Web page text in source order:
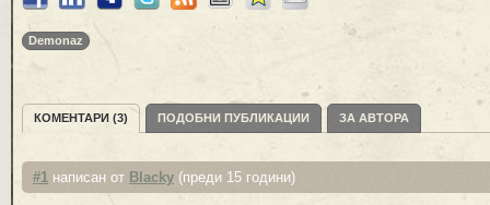
Demonaz
КОМЕНТАРИ (3) ПОДОБНИ ПУБЛИКАЦИИ ЗА АВТОРА
#1 написан от Blacky (преди 15 години)